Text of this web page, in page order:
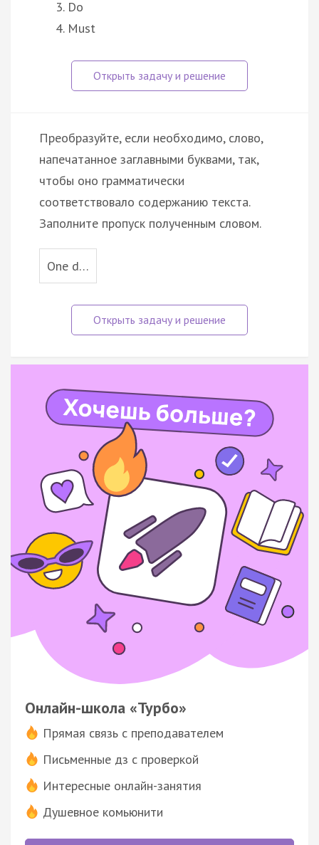
Do
Must
Преобразуйте, если необходимо, слово,
напечатанное заглавными буквами, так,
чтобы оно грамматически
соответствовало содержанию текста.
Заполните пропуск полученным словом.
One d…
Онлайн-школа «Турбо»
Прямая связь с преподавателем
Письменные дз с проверкой
Интересные онлайн-занятия
Душевное комьюнити